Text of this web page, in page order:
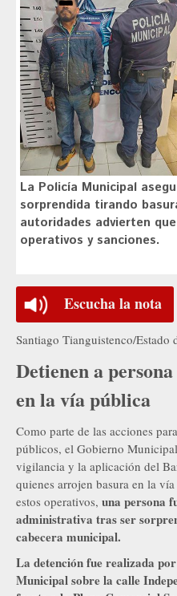
La Policía Municipal
sorprendida tirando
autoridades advierten
operativos y sanciones.
Escucha la nota
Santiago Tianguistenco/Estado
Detienen a
en la vía pública
Como parte de las acciones
públicos, el Gobierno
vigilancia y la aplicación del
quienes arrojen basura en la
estos operativos, una persona
administrativa tras ser
cabecera municipal.
La detención fue realizada
Municipal sobre la calle